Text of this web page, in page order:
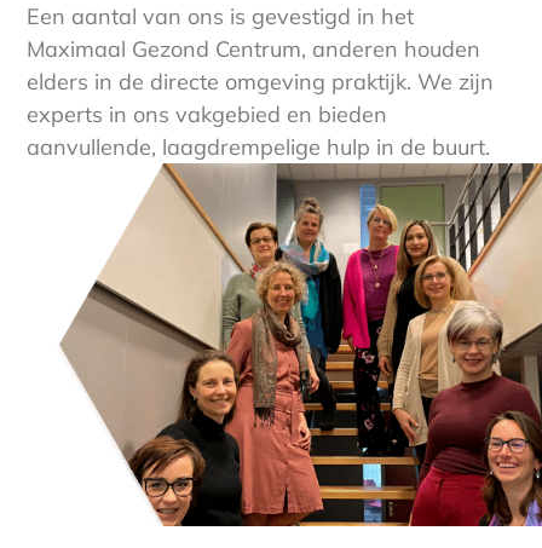
Een aantal van ons is gevestigd in het
Maximaal Gezond Centrum, anderen houden
elders in de directe omgeving praktijk. We zijn
experts in ons vakgebied en bieden
aanvullende, laagdrempelige hulp in de buurt.